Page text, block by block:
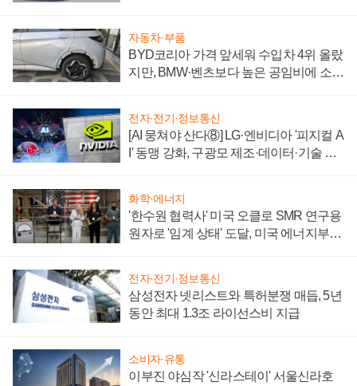
자동차·부품
BYD코리아 가격 앞세워 수입차 4위 올랐
지만, BMW·벤츠보다 높은 공임비에 소비
전자·전기·정보통신
[AI 뭉쳐야 산다⑧] LG·엔비디아 '피지컬 A
I' 동맹 강화, 구광모 제조·데이터·기술 결
화학·에너지
'한수원 협력사' 미국 오클로 SMR 연구용
원자로 '임계 상태' 도달, 미국 에너지부
전자·전기·정보통신
삼성전자 넷리스트와 특허분쟁 매듭, 5년
동안 최대 1.3조 라이선스비 지급
소비자·유통
이부진 야심작 '신라스테이' 서울신라호